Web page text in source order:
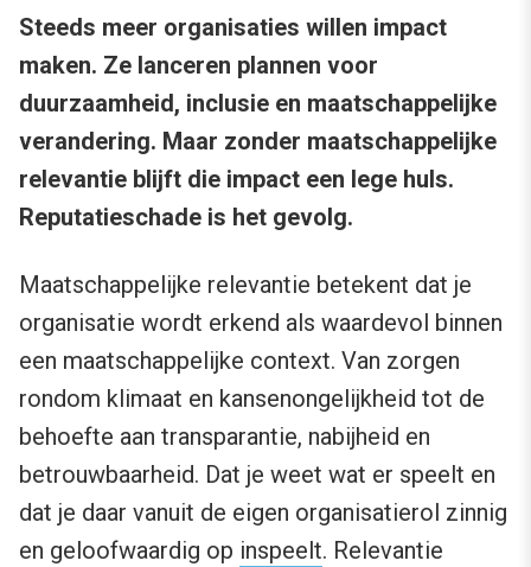
Steeds meer organisaties willen impact
maken. Ze lanceren plannen voor
duurzaamheid, inclusie en maatschappelijke
verandering. Maar zonder maatschappelijke
relevantie blijft die impact een lege huls.
Reputatieschade is het gevolg.
Maatschappelijke relevantie betekent dat je
organisatie wordt erkend als waardevol binnen
een maatschappelijke context. Van zorgen
rondom klimaat en kansenongelijkheid tot de
behoefte aan transparantie, nabijheid en
betrouwbaarheid. Dat je weet wat er speelt en
dat je daar vanuit de eigen organisatierol zinnig
en geloofwaardig op inspeelt. Relevantie